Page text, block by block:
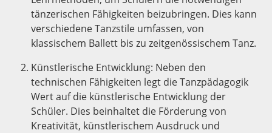
tänzerischen Fähigkeiten beizubringen. Dies kann
verschiedene Tanzstile umfassen, von
klassischem Ballett bis zu zeitgenössischem Tanz.
Künstlerische Entwicklung: Neben den
technischen Fähigkeiten legt die Tanzpädagogik
Wert auf die künstlerische Entwicklung der
Schüler. Dies beinhaltet die Förderung von
Kreativität, künstlerischem Ausdruck und